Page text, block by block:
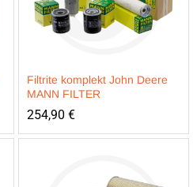
Filtrite komplekt John Deere
MANN FILTER
254,90 €